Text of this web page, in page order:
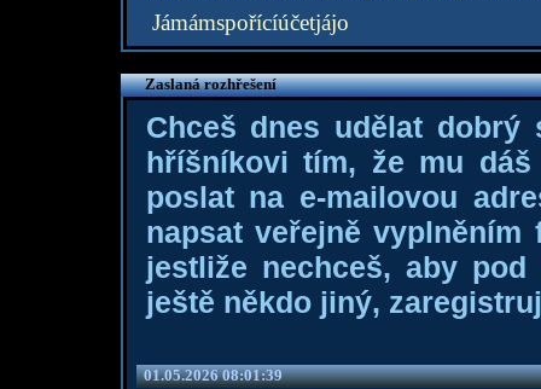
Jámámspořícíúčetjájo
Zaslaná rozhřešení
Chceš dnes udělat dobrý
hříšníkovi tím, že mu
poslat na e-mailovou
napsat veřejně
jestliže nechceš, aby
ještě někdo jiný,
01.05.2026 08:01:39